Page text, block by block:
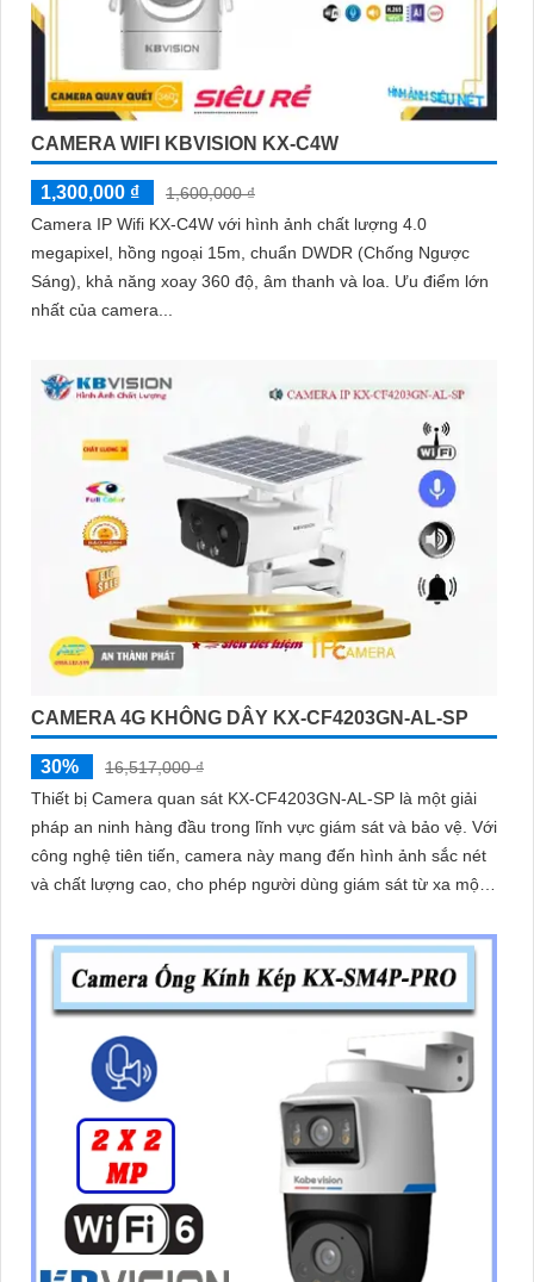
CAMERA WIFI KBVISION KX-C4W
1,300,000 ₫
1,600,000 ₫
Camera IP Wifi KX-C4W với hình ảnh chất lượng 4.0
megapixel, hồng ngoại 15m, chuẩn DWDR (Chống Ngược
Sáng), khả năng xoay 360 độ, âm thanh và loa. Ưu điểm lớn
nhất của camera...
CAMERA 4G KHÔNG DÂY KX-CF4203GN-AL-SP
30%
16,517,000 ₫
Thiết bị Camera quan sát KX-CF4203GN-AL-SP là một giải
pháp an ninh hàng đầu trong lĩnh vực giám sát và bảo vệ. Với
công nghệ tiên tiến, camera này mang đến hình ảnh sắc nét
và chất lượng cao, cho phép người dùng giám sát từ xa một